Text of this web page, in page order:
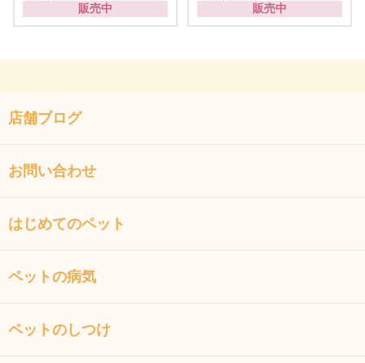
販売中 販売中
店舗ブログ
お問い合わせ
はじめてのペット
ペットの病気
ペットのしつけ